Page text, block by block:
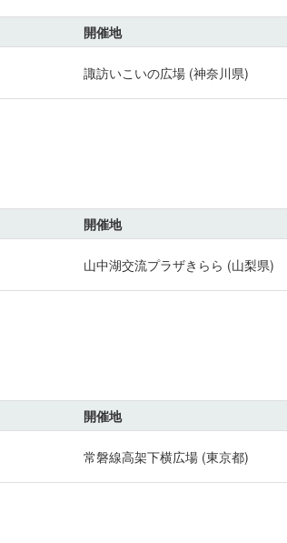
開催地
諏訪いこいの広場 (神奈川県)
開催地
山中湖交流プラザきらら (山梨県)
開催地
常磐線高架下横広場 (東京都)